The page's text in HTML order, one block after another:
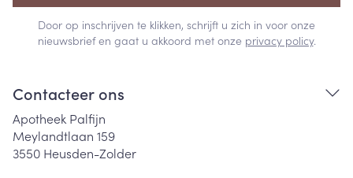
Door op inschrijven te klikken, schrijft u zich in voor onze
nieuwsbrief en gaat u akkoord met onze privacy policy.
Contacteer ons
Apotheek Palfijn
Meylandtlaan 159
3550 Heusden-Zolder